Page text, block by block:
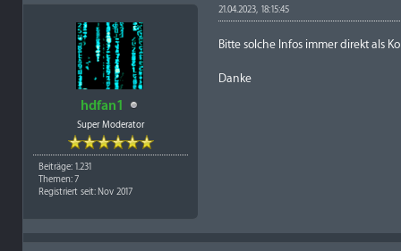
hdfan1
Super Moderator
Beiträge: 1.231
Themen: 7
Registriert seit: Nov 2017
21.04.2023, 18:15:45
Bitte solche Infos immer direkt als
Danke